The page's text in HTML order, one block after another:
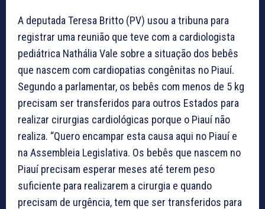
A deputada Teresa Britto (PV) usou a tribuna para
registrar uma reunião que teve com a cardiologista
pediátrica Nathália Vale sobre a situação dos bebês
que nascem com cardiopatias congênitas no Piauí.
Segundo a parlamentar, os bebês com menos de 5 kg
precisam ser transferidos para outros Estados para
realizar cirurgias cardiológicas porque o Piauí não
realiza. “Quero encampar esta causa aqui no Piauí e
na Assembleia Legislativa. Os bebês que nascem no
Piauí precisam esperar meses até terem peso
suficiente para realizarem a cirurgia e quando
precisam de urgência, tem que ser transferidos para